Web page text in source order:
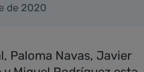
de 2020
Paloma Navas, Javier